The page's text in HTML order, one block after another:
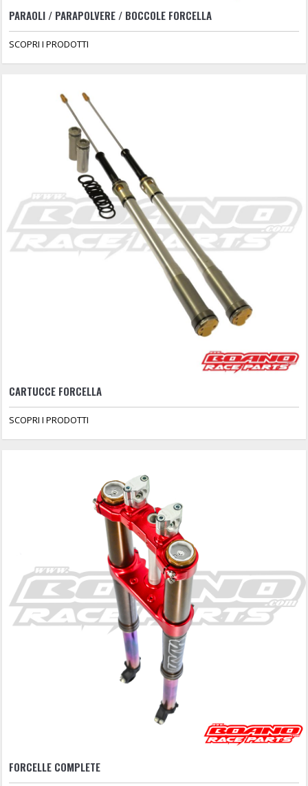
PARAOLI / PARAPOLVERE / BOCCOLE FORCELLA
SCOPRI I PRODOTTI
CARTUCCE FORCELLA
SCOPRI I PRODOTTI
FORCELLE COMPLETE